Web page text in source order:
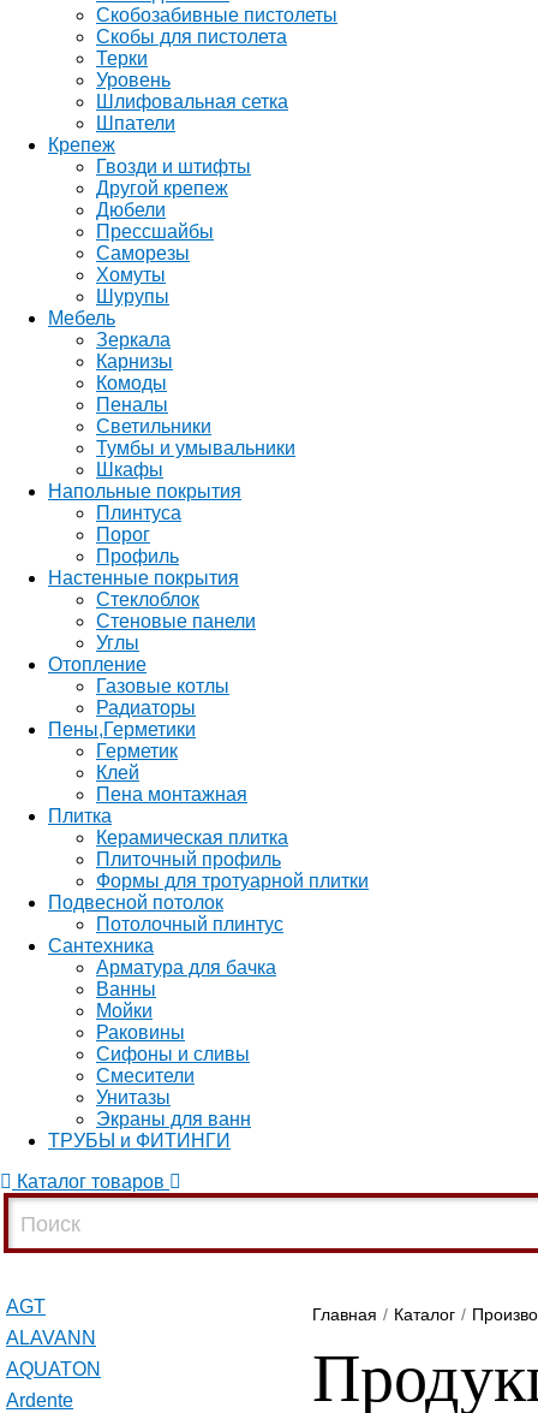
Скобозабивные пистолеты
Скобы для пистолета
Терки
Уровень
Шлифовальная сетка
Шпатели
Крепеж
Гвозди и штифты
Другой крепеж
Дюбели
Прессшайбы
Саморезы
Хомуты
Шурупы
Мебель
Зеркала
Карнизы
Комоды
Пеналы
Светильники
Тумбы и умывальники
Шкафы
Напольные покрытия
Плинтуса
Порог
Профиль
Настенные покрытия
Стеклоблок
Стеновые панели
Углы
Отопление
Газовые котлы
Радиаторы
Пены,Герметики
Герметик
Клей
Пена монтажная
Плитка
Керамическая плитка
Плиточный профиль
Формы для тротуарной плитки
Подвесной потолок
Потолочный плинтус
Сантехника
Арматура для бачка
Ванны
Мойки
Раковины
Сифоны и сливы
Смесители
Унитазы
Экраны для ванн
ТРУБЫ и ФИТИНГИ
Каталог товаров
Главная / Каталог /
AGT
ALAVANN
AQUATON
Ardente